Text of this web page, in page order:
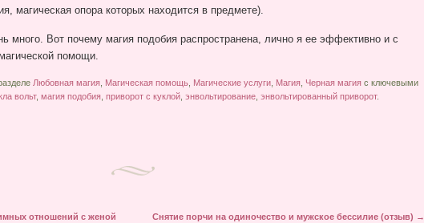
магическая опора которых находится в предмете).
много. Вот почему магия подобия распространена, лично я ее эффективно и с
помощи.
Любовная магия, Магическая помощь, Магические услуги, Магия, Черная магияс ключевыми
вольт, магия подобия, приворот с куклой, энвольтирование, энвольтированный приворот.
отношений с женой Снятие порчи на одиночество и мужское бессилие (отзыв) →